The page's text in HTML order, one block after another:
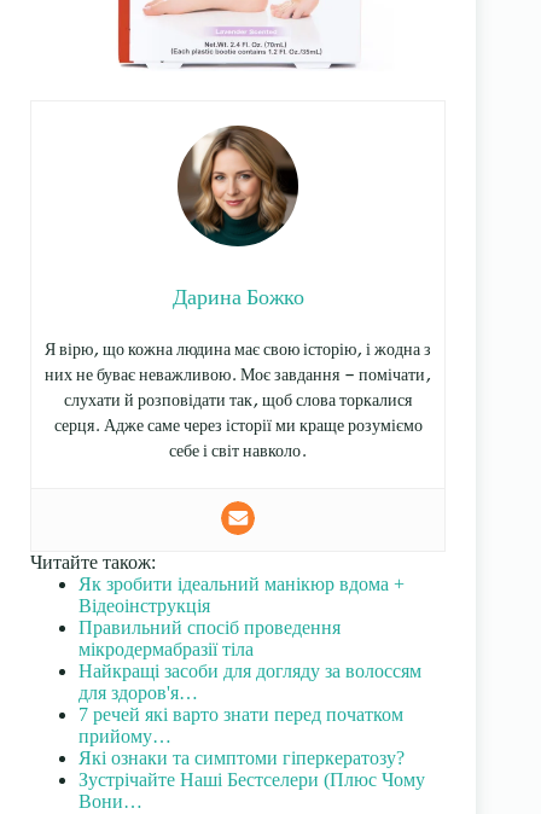
Дарина Божко
Я вірю, що кожна людина має свою історію, і жодна з
них не буває неважливою. Моє завдання — помічати,
слухати й розповідати так, щоб слова торкалися
серця. Адже саме через історії ми краще розуміємо
себе і світ навколо.
Читайте також:
Як зробити ідеальний манікюр вдома +
Відеоінструкція
Правильний спосіб проведення
мікродермабразії тіла
Найкращі засоби для догляду за волоссям
для здоров'я…
7 речей які варто знати перед початком
прийому…
Які ознаки та симптоми гіперкератозу?
Зустрічайте Наші Бестселери (Плюс Чому
Вони…